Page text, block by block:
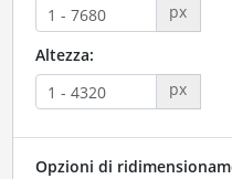
px
Altezza:
px
Opzioni di